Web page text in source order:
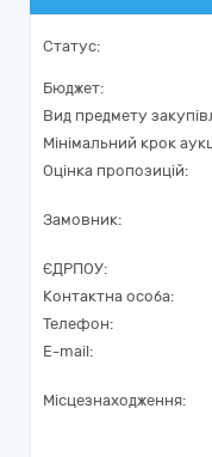
Статус:
Бюджет:
Вид предмету
Мінімальний крок
Оцінка пропозицій:
Замовник:
ЄДРПОУ:
Контактна особа:
Телефон:
E-mail:
Місцезнаходження: